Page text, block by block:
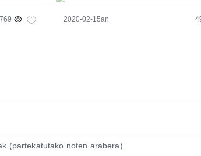
2020-02-15an
(partekatutako noten arabera).